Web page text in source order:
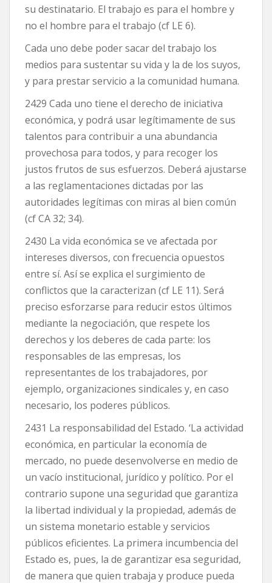
su destinatario. El trabajo es para el hombre y
no el hombre para el trabajo (cf LE 6).
Cada uno debe poder sacar del trabajo los
medios para sustentar su vida y la de los suyos,
y para prestar servicio a la comunidad humana.
2429 Cada uno tiene el derecho de iniciativa
económica, y podrá usar legítimamente de sus
talentos para contribuir a una abundancia
provechosa para todos, y para recoger los
justos frutos de sus esfuerzos. Deberá ajustarse
a las reglamentaciones dictadas por las
autoridades legítimas con miras al bien común
(cf CA 32; 34).
2430 La vida económica se ve afectada por
intereses diversos, con frecuencia opuestos
entre sí. Así se explica el surgimiento de
conflictos que la caracterizan (cf LE 11). Será
preciso esforzarse para reducir estos últimos
mediante la negociación, que respete los
derechos y los deberes de cada parte: los
responsables de las empresas, los
representantes de los trabajadores, por
ejemplo, organizaciones sindicales y, en caso
necesario, los poderes públicos.
2431 La responsabilidad del Estado. ‘La actividad
económica, en particular la economía de
mercado, no puede desenvolverse en medio de
un vacío institucional, jurídico y político. Por el
contrario supone una seguridad que garantiza
la libertad individual y la propiedad, además de
un sistema monetario estable y servicios
públicos eficientes. La primera incumbencia del
Estado es, pues, la de garantizar esa seguridad,
de manera que quien trabaja y produce pueda